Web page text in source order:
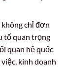
không chỉ đơn
tố quan trọng
quan hệ quốc
kinh doanh